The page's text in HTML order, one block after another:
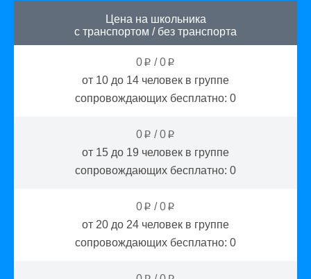
Цена на школьника
с транспортом / без транспорта
0 p /0 p
от 10 до 14 человек в группе
сопровождающих бесплатно: 0
0 p /0 p
от 15 до 19 человек в группе
сопровождающих бесплатно: 0
0 p /0 p
от 20 до 24 человек в группе
сопровождающих бесплатно: 0